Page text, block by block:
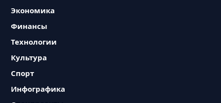
Экономика
Финансы
Технологии
Культура
Спорт
Инфографика